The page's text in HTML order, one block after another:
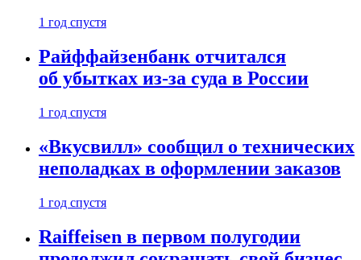
1 год спустя
Райффайзенбанк отчитался
об убытках из-за суда в России
1 год спустя
«Вкусвилл» сообщил о технических
неполадках в оформлении заказов
1 год спустя
Raiffeisen в первом полугодии